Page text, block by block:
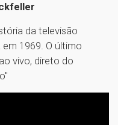
da televisão
1969. O último
vivo, direto do